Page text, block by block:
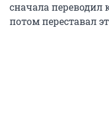
сначала переводил
потом переставал